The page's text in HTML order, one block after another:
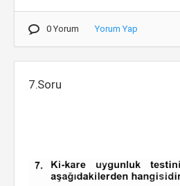
0 Yorum Yorum Yap
7.Soru